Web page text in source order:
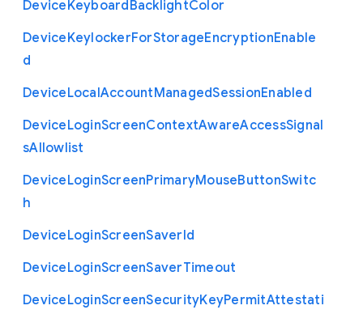
DeviceKeyboardBacklightColor
DeviceKeylockerForStorageEncryptionEnable
d
DeviceLocalAccountManagedSessionEnabled
DeviceLoginScreenContextAwareAccessSignal
sAllowlist
DeviceLoginScreenPrimaryMouseButtonSwitc
h
DeviceLoginScreenSaverId
DeviceLoginScreenSaverTimeout
DeviceLoginScreenSecurityKeyPermitAttestati